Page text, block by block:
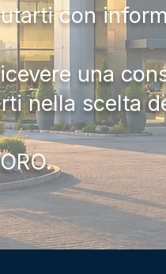
con
una
nella scelta